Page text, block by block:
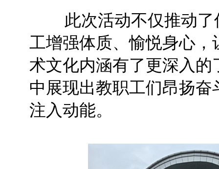
此次活动不仅推动了
工增强体质、愉悦身心
术文化内涵有了更深入
中展现出教职工们昂扬
注入动能。